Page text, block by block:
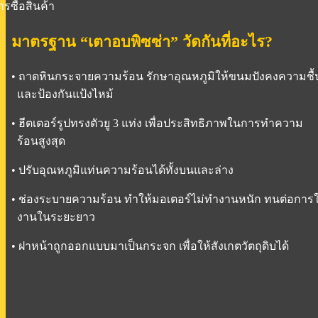
ซื้อสินค้า
มาตรฐาน “เตาอบพิซซ่า” วัดกันที่อะไร?
• ถาดหินกระจายความร้อน รักษาอุณหภูมิให้ขนมปังคงความชื้
และป้องกันแป้งไหม้
• ฮีตเตอร์รูปทรงตัวยู 3 แท่ง เพื่อประสิทธิภาพในการทำความ
ร้อนสูงสุด
• ปรับอุณหภูมิแท่นความร้อนได้ทั้งบนและล่าง
• ช่องระบายความร้อน ทำให้มอเตอร์ไม่ทำงานหนัก ทนต่อการ
งานในระยะยาว
• ฝาหน้าถูกออกแบบมาเป็นกระจก เพื่อให้สังเกตวัตถุดิบได้